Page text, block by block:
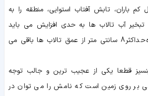
باران، تابش آفتاب استوایی، منطقه را به
آب تالاب ها به حدی افزایش می باید
که تنها در طی یک ماه حداکثر 8 سانتی متر از عمق تالاب ها باقی می
قطعا یکی از عجیب ترین و جالب توجه
بر روی زمین است که نامش را می توان در